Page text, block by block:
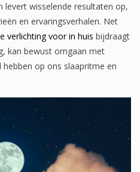
wisselende resultaten op,
en ervaringsverhalen. Net
verlichting voor in huis bijdraagt
kan bewust omgaan met
op ons slaapritme en